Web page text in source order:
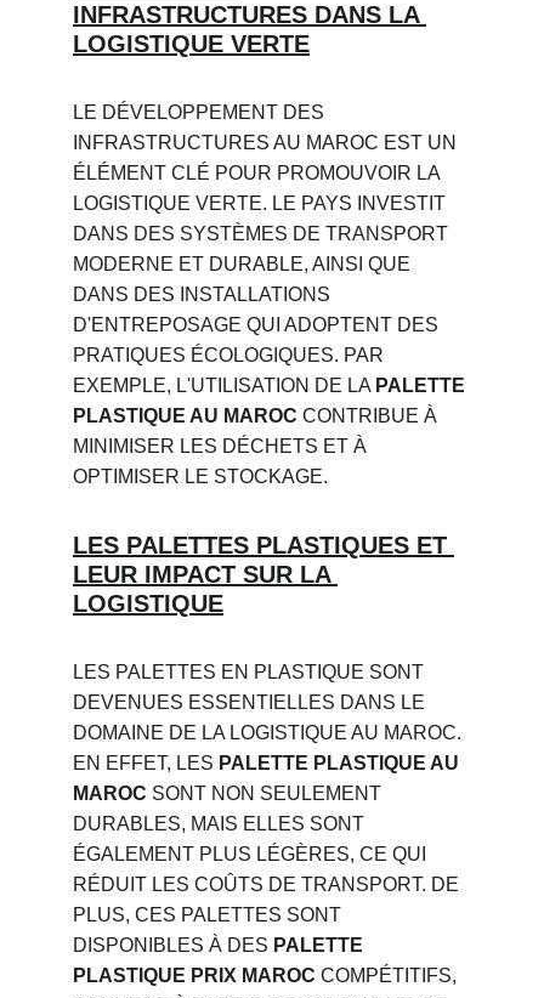
INFRASTRUCTURES DANS LA
LOGISTIQUE VERTE
LE DÉVELOPPEMENT DES
INFRASTRUCTURES AU MAROC EST UN
ÉLÉMENT CLÉ POUR PROMOUVOIR LA
LOGISTIQUE VERTE. LE PAYS INVESTIT
DANS DES SYSTÈMES DE TRANSPORT
MODERNE ET DURABLE, AINSI QUE
DANS DES INSTALLATIONS
D'ENTREPOSAGE QUI ADOPTENT DES
PRATIQUES ÉCOLOGIQUES. PAR
EXEMPLE, L'UTILISATION DE LA PALETTE
PLASTIQUE AU MAROC CONTRIBUE À
MINIMISER LES DÉCHETS ET À
OPTIMISER LE STOCKAGE.
LES PALETTES PLASTIQUES ET
LEUR IMPACT SUR LA
LOGISTIQUE
LES PALETTES EN PLASTIQUE SONT
DEVENUES ESSENTIELLES DANS LE
DOMAINE DE LA LOGISTIQUE AU MAROC.
EN EFFET, LES PALETTE PLASTIQUE AU
MAROC SONT NON SEULEMENT
DURABLES, MAIS ELLES SONT
ÉGALEMENT PLUS LÉGÈRES, CE QUI
RÉDUIT LES COÛTS DE TRANSPORT. DE
PLUS, CES PALETTES SONT
DISPONIBLES À DES PALETTE
PLASTIQUE PRIX MAROC COMPÉTITIFS,